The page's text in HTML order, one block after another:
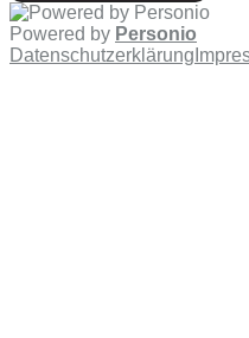
Powered by Personio
Datenschutzerklärung